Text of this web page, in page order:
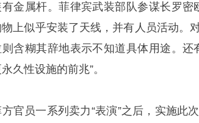
有金属杆。菲律宾武装部队参谋长罗
上似乎安装了天线，并有人员活动。
含糊其辞地表示不知道具体用途。
久性设施的前兆”。
官员一系列卖力“表演”之后，实施此